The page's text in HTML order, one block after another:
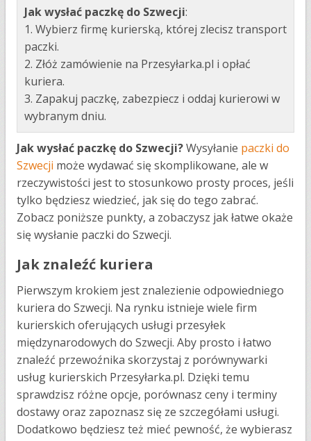
Jak wysłać paczkę do Szwecji:
1. Wybierz firmę kurierską, której zlecisz transport
paczki.
2. Złóż zamówienie na Przesyłarka.pl i opłać
kuriera.
3. Zapakuj paczkę, zabezpiecz i oddaj kurierowi w
wybranym dniu.
Jak wysłać paczkę do Szwecji?Wysyłanie paczki do
Szwecji może wydawać się skomplikowane, ale w
rzeczywistości jest to stosunkowo prosty proces, jeśli
tylko będziesz wiedzieć, jak się do tego zabrać.
Zobacz poniższe punkty, a zobaczysz jak łatwe okaże
się wysłanie paczki do Szwecji.
Jak znaleźć kuriera
Pierwszym krokiem jest znalezienie odpowiedniego
kuriera do Szwecji. Na rynku istnieje wiele firm
kurierskich oferujących usługi przesyłek
międzynarodowych do Szwecji. Aby prosto i łatwo
znaleźć przewoźnika skorzystaj z porównywarki
usług kurierskich Przesyłarka.pl. Dzięki temu
sprawdzisz różne opcje, porównasz ceny i terminy
dostawy oraz zapoznasz się ze szczegółami usługi.
Dodatkowo będziesz też mieć pewność, że wybierasz